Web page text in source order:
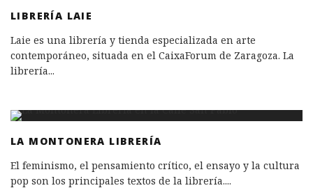
LIBRERÍA LAIE
Laie es una librería y tienda especializada en arte
contemporáneo, situada en el CaixaForum de Zaragoza. La
librería...
LA MONTONERA LIBRERÍA
El feminismo, el pensamiento crítico, el ensayo y la cultura
pop son los principales textos de la librería....